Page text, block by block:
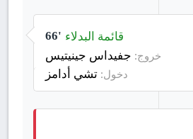
66' قائمة البدلاء
خروج: جفيداس جينيتيس
دخول: تشي أدامز